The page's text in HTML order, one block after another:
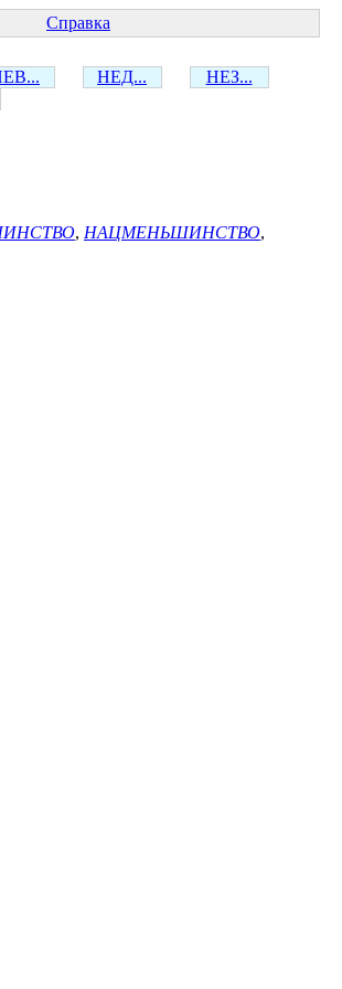
Справка
НЕД...
НЕЗ...
, НАЦМЕНЬШИНСТВО,